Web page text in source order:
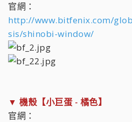
官網：
http://www.bitfenix.com/
sis/shinobi-window/
▼ 機殼【小巨蛋 - 橘色】
官網：